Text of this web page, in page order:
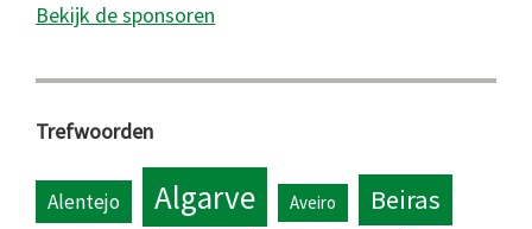
Bekijk de sponsoren
Trefwoorden
Alentejo Algarve Aveiro Beiras